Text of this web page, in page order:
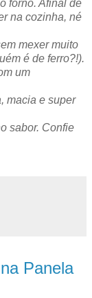
forno. Afinal de
na cozinha, né
mexer muito
é de ferro?!).
um
macia e super
sabor. Confie
Panela